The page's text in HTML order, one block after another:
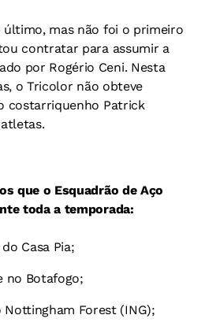
último, mas não foi o primeiro
contratar para assumir a
por Rogério Ceni. Nesta
o Tricolor não obteve
costarriquenho Patrick
que o Esquadrão de Aço
toda a temporada:
Casa Pia;
no Botafogo;
Nottingham Forest (ING);